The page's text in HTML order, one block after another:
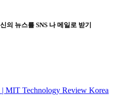
의 뉴스를 SNS 나 메일로 받기